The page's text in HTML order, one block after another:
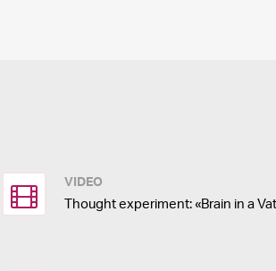
VIDEO
Thought experiment: «Brain in a